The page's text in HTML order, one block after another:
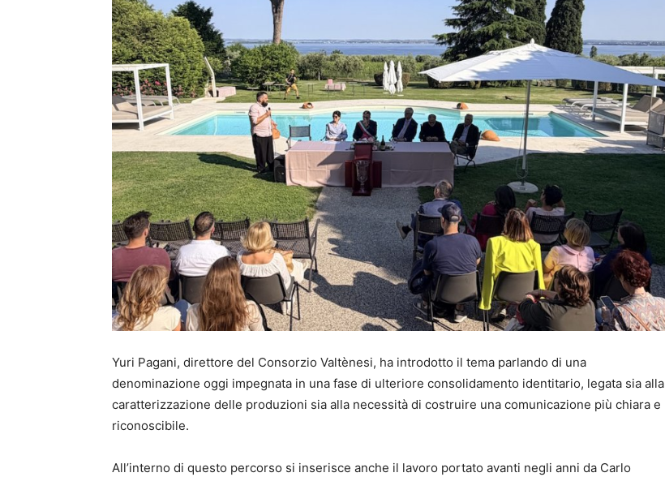
Yuri Pagani, direttore del Consorzio Valtènesi, ha introdotto il tema parlando di una
denominazione oggi impegnata in una fase di ulteriore consolidamento identitario, legata sia alla
caratterizzazione delle produzioni sia alla necessità di costruire una comunicazione più chiara e
riconoscibile.
All’interno di questo percorso si inserisce anche il lavoro portato avanti negli anni da Carlo